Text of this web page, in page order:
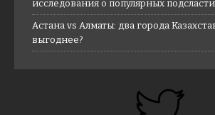
исследования о популярных
Астана vs Алматы: два города
выгоднее?